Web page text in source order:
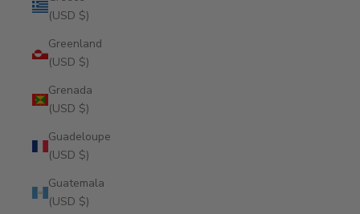
(USD $)
Greenland
(USD $)
Grenada
(USD $)
Guadeloupe
(USD $)
Guatemala
(USD $)